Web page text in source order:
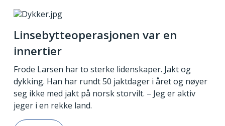
Linsebytteoperasjonen var en
innertier
Frode Larsen har to sterke lidenskaper. Jakt og
dykking. Han har rundt 50 jaktdager i året og nøyer
seg ikke med jakt på norsk storvilt. – Jeg er aktiv
jeger i en rekke land.